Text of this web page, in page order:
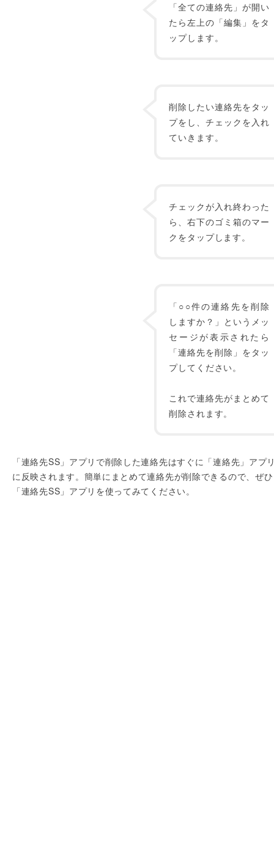
「全ての連絡先」が開い
たら左上の「編集」をタ
ップします。
削除したい連絡先をタッ
プをし、チェックを入れ
ていきます。
チェックが入れ終わった
ら、右下のゴミ箱のマー
クをタップします。
「○○件の連絡先を削除
しますか？」というメッ
セージが表示されたら
「連絡先を削除」をタッ
プしてください。
これで連絡先がまとめて
削除されます。
「連絡先SS」アプリで削除した連絡先はすぐに「連絡先」アプ
に反映されます。簡単にまとめて連絡先が削除できるので、ぜひ
「連絡先SS」アプリを使ってみてください。